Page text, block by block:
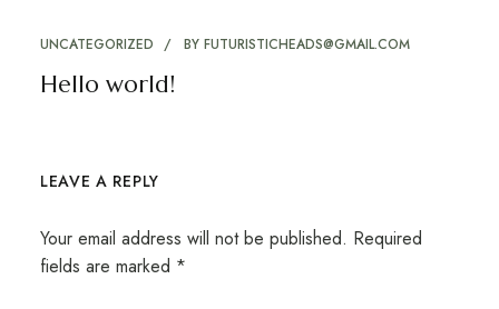
UNCATEGORIZED BY FUTURISTICHEADS@GMAIL.COM
Hello world!
LEAVE A REPLY
Your email address will not be published. Required
fields are marked *